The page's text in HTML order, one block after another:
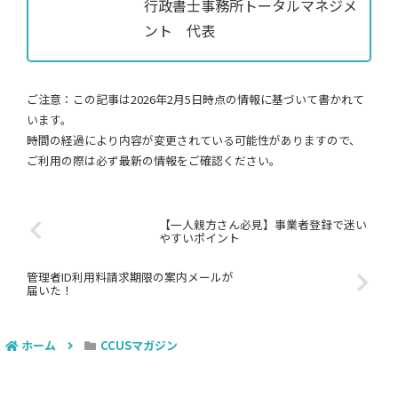
行政書士事務所トータルマネジメ
ント 代表
ご注意：この記事は2026年2月5日時点の情報に基づいて書かれて
います。
時間の経過により内容が変更されている可能性がありますので、
ご利用の際は必ず最新の情報をご確認ください。
【一人親方さん必見】事業者登録で迷い
やすいポイント
管理者ID利用料請求期限の案内メールが
届いた！
ホーム CCUSマガジン